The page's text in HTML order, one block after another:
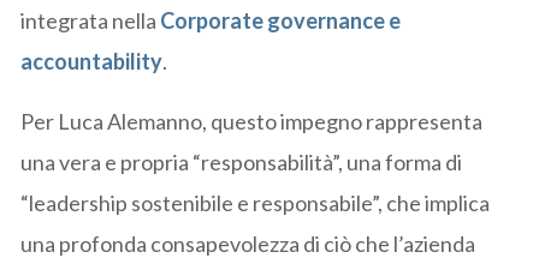
integrata nella Corporate governance e
accountability.
Per Luca Alemanno, questo impegno rappresenta
una vera e propria “responsabilità”, una forma di
“leadership sostenibile e responsabile”, che implica
una profonda consapevolezza di ciò che l’azienda